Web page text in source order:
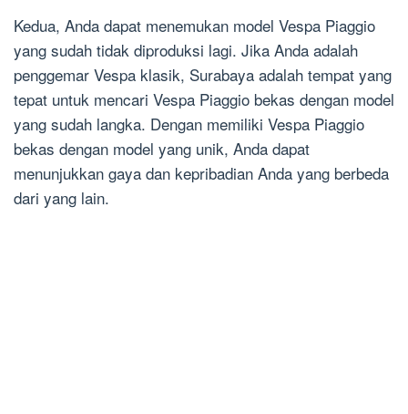
Kedua, Anda dapat menemukan model Vespa Piaggio
yang sudah tidak diproduksi lagi. Jika Anda adalah
penggemar Vespa klasik, Surabaya adalah tempat yang
tepat untuk mencari Vespa Piaggio bekas dengan model
yang sudah langka. Dengan memiliki Vespa Piaggio
bekas dengan model yang unik, Anda dapat
menunjukkan gaya dan kepribadian Anda yang berbeda
dari yang lain.